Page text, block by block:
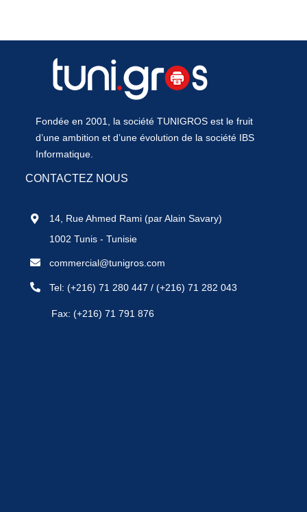
Fondée en 2001, la société TUNIGROS est le fruit
d’une ambition et d’une évolution de la société IBS
Informatique.
CONTACTEZ NOUS
14, Rue Ahmed Rami (par Alain Savary)
1002 Tunis - Tunisie
commercial@tunigros.com
Tel:(+216) 71 280 447 /(+216) 71 282 043
Fax: (+216) 71 791 876